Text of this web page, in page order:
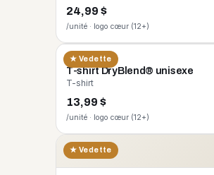
24,99 $
/unité · logo cœur (12+)
★ Vedette
GILDAN
T-shirt DryBlend® unisexe
T-shirt
13,99 $
/unité · logo cœur (12+)
★ Vedette